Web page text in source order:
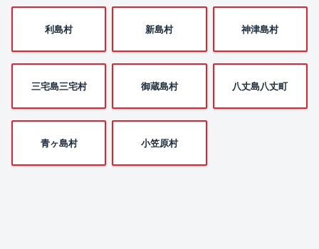
利島村 新島村 神津島村
三宅島三宅村 御蔵島村 八丈島八丈町
青ヶ島村 小笠原村